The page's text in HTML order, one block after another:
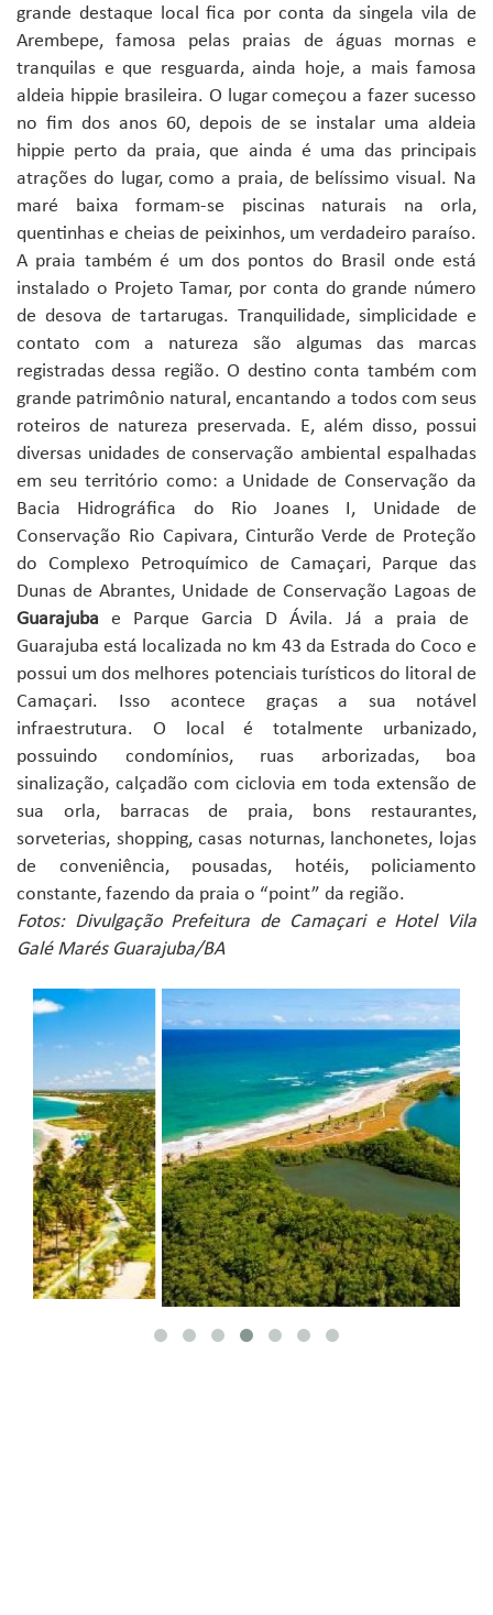
grande destaque local fica por conta da singela vila de
Arembepe, famosa pelas praias de águas mornas e
tranquilas e que resguarda, ainda hoje, a mais famosa
aldeia hippie brasileira. O lugar começou a fazer sucesso
no fim dos anos 60, depois de se instalar uma aldeia
hippie perto da praia, que ainda é uma das principais
atrações do lugar, como a praia, de belíssimo visual. Na
maré baixa formam-se piscinas naturais na orla,
quentinhas e cheias de peixinhos, um verdadeiro paraíso.
A praia também é um dos pontos do Brasil onde está
instalado o Projeto Tamar, por conta do grande número
de desova de tartarugas. Tranquilidade, simplicidade e
contato com a natureza são algumas das marcas
registradas dessa região. O destino conta também com
grande patrimônio natural, encantando a todos com seus
roteiros de natureza preservada. E, além disso, possui
diversas unidades de conservação ambiental espalhadas
em seu território como: a Unidade de Conservação da
Bacia Hidrográfica do Rio Joanes I, Unidade de
Conservação Rio Capivara, Cinturão Verde de Proteção
do Complexo Petroquímico de Camaçari, Parque das
Dunas de Abrantes, Unidade de Conservação Lagoas de
Guarajuba e Parque Garcia D Ávila. Já a praia de
Guarajuba está localizada no km 43 da Estrada do Coco e
possui um dos melhores potenciais turísticos do litoral de
Camaçari. Isso acontece graças a sua notável
infraestrutura. O local é totalmente urbanizado,
possuindo condomínios, ruas arborizadas, boa
sinalização, calçadão com ciclovia em toda extensão de
sua orla, barracas de praia, bons restaurantes,
sorveterias, shopping, casas noturnas, lanchonetes, lojas
de conveniência, pousadas, hotéis, policiamento
constante, fazendo da praia o “point” da região.
Fotos: Divulgação Prefeitura de Camaçari e Hotel Vila
Galé Marés Guarajuba/BA